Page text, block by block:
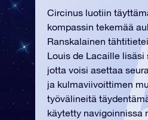
Circinus luotiin
kompassin tekemää
Ranskalainen
Louis de Lacaille lisäsi
jotta voisi asettaa
ja kulmaviivoittimen
työvälineitä
käytetty navigoinnissa